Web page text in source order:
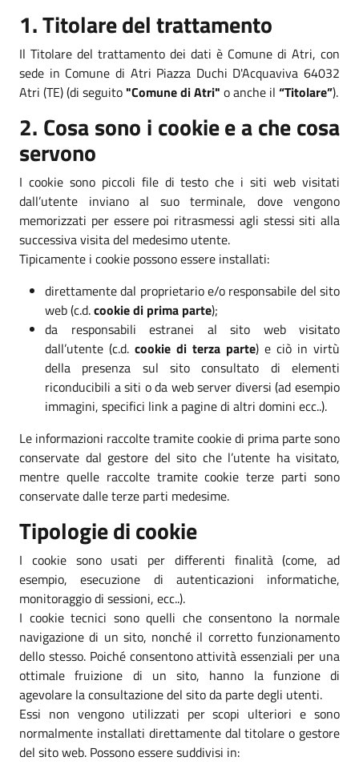
1. Titolare del trattamento
Il Titolare del trattamento dei dati è Comune di Atri, con
sede in Comune di Atri Piazza Duchi D'Acquaviva 64032
Atri (TE) (di seguito"Comune di Atri" o anche il “Titolare”).
2. Cosa sono i cookie e a che cosa
servono
I cookie sono piccoli file di testo che i siti web visitati
dall’utente inviano al suo terminale, dove vengono
memorizzati per essere poi ritrasmessi agli stessi siti alla
successiva visita del medesimo utente.
Tipicamente i cookie possono essere installati:
direttamente dal proprietario e/o responsabile del sito
web (c.d.cookie di prima parte);
da responsabili estranei al sito web visitato
dall’utente (c.d. cookie di terza parte) e ciò in virtù
della presenza sul sito consultato di elementi
riconducibili a siti o da web server diversi (ad esempio
immagini, specifici link a pagine di altri domini ecc..).
Le informazioni raccolte tramite cookie di prima parte sono
conservate dal gestore del sito che l’utente ha visitato,
mentre quelle raccolte tramite cookie terze parti sono
conservate dalle terze parti medesime.
Tipologie di cookie
I cookie sono usati per differenti finalità (come, ad
esempio, esecuzione di autenticazioni informatiche,
monitoraggio di sessioni, ecc..).
I cookie tecnici sono quelli che consentono la normale
navigazione di un sito, nonché il corretto funzionamento
dello stesso. Poiché consentono attività essenziali per una
ottimale fruizione di un sito, hanno la funzione di
agevolare la consultazione del sito da parte degli utenti.
Essi non vengono utilizzati per scopi ulteriori e sono
normalmente installati direttamente dal titolare o gestore
del sito web. Possono essere suddivisi in: